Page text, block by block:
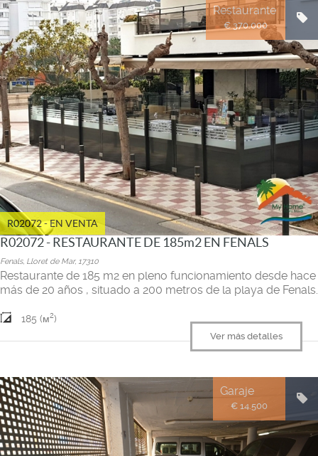
R02072 - EN VENTA
Restaurante
€ 370.000
R02072 - RESTAURANTE DE 185m2 EN FENALS
Fenals, Lloret de Mar, 17310
Restaurante de 185 m2 en pleno funcionamiento desde hace
más de 20 años , situado a 200 metros de la playa de Fenals.
185 (м2)
Ver más detalles
Garaje
€ 14.500